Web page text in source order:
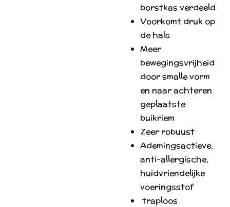
borstkas verdeeld
Voorkomt druk op
de hals
Meer
bewegingsvrijheid
door smalle vorm
en naar achteren
geplaatste
buikriem
Zeer robuust
Ademingsactieve,
anti-allergische,
huidvriendelijke
voeringsstof
traploos